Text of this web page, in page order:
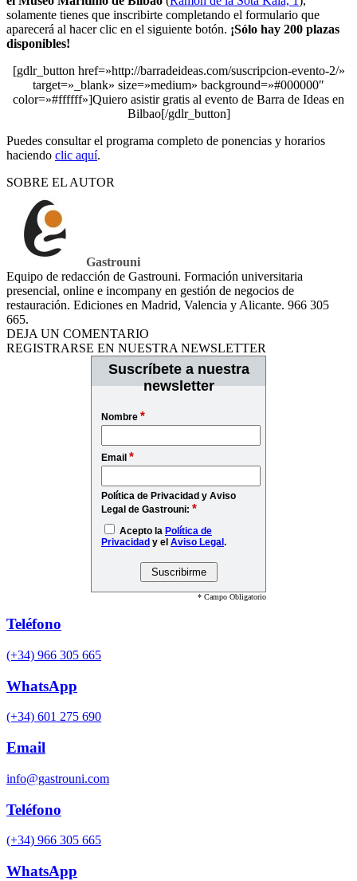
solamente tienes que inscribirte completando el formulario que
aparecerá al hacer clic en el siguiente botón. ¡Sólo hay 200 plazas
disponibles!
[gdlr_button href=»http://barradeideas.com/suscripcion-evento-2/»
target=»_blank» size=»medium» background=»#000000″
color=»#ffffff»]Quiero asistir gratis al evento de Barra de Ideas en
Bilbao[/gdlr_button]
Puedes consultar el programa completo de ponencias y horarios
haciendo clic aquí.
SOBRE EL AUTOR
Gastrouni
Equipo de redacción de Gastrouni. Formación universitaria
presencial, online e incompany en gestión de negocios de
restauración. Ediciones en Madrid, Valencia y Alicante. 966 305
665.
DEJA UN COMENTARIO
REGISTRARSE EN NUESTRA NEWSLETTER
Suscríbete a nuestra
newsletter
Nombre *
Email *
Política de Privacidad y Aviso
Legal de Gastrouni: *
Acepto la Política de
Privacidad y el Aviso Legal.
* Campo Obligatorio
Teléfono
(+34) 966 305 665
WhatsApp
(+34) 601 275 690
Email
info@gastrouni.com
Teléfono
(+34) 966 305 665
WhatsApp